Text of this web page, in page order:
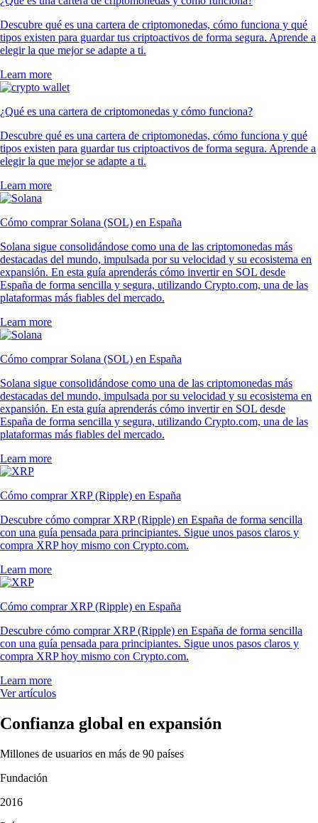
Descubre qué es una cartera de criptomonedas, cómo funciona y qué
tipos existen para guardar tus criptoactivos de forma segura. Aprende a
elegir la que mejor se adapte a ti.
Learn more
¿Qué es una cartera de criptomonedas y cómo funciona?
Descubre qué es una cartera de criptomonedas, cómo funciona y qué
tipos existen para guardar tus criptoactivos de forma segura. Aprende a
elegir la que mejor se adapte a ti.
Learn more
Cómo comprar Solana (SOL) en España
Solana sigue consolidándose como una de las criptomonedas más
destacadas del mundo, impulsada por su velocidad y su ecosistema en
expansión. En esta guía aprenderás cómo invertir en SOL desde
España de forma sencilla y segura, utilizando Crypto.com, una de las
plataformas más fiables del mercado.
Learn more
Cómo comprar Solana (SOL) en España
Solana sigue consolidándose como una de las criptomonedas más
destacadas del mundo, impulsada por su velocidad y su ecosistema en
expansión. En esta guía aprenderás cómo invertir en SOL desde
España de forma sencilla y segura, utilizando Crypto.com, una de las
plataformas más fiables del mercado.
Learn more
Cómo comprar XRP (Ripple) en España
Descubre cómo comprar XRP (Ripple) en España de forma sencilla
con una guía pensada para principiantes. Sigue unos pasos claros y
compra XRP hoy mismo con Crypto.com.
Learn more
Cómo comprar XRP (Ripple) en España
Descubre cómo comprar XRP (Ripple) en España de forma sencilla
con una guía pensada para principiantes. Sigue unos pasos claros y
compra XRP hoy mismo con Crypto.com.
Learn more
Ver artículos
Confianza global en expansión
Millones de usuarios en más de 90 países
Fundación
2016